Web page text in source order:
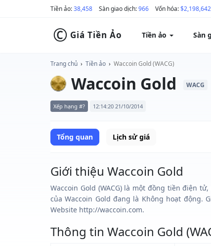
Tiền ảo:38,458 Sàn giao dịch:966 Vốn hóa:
© Giá Tiền Ảo Tiền ảo Sàn
Trang chủ › Tiền ảo › Waccoin Gold (WACG)
Waccoin Gold WACG
Xếp hạng #? 12:14:20 21/10/2014
Tổng quan Lịch sử giá
Giới thiệu Waccoin Gold
Waccoin Gold (WACG) là một đồng tiền điện
của Waccoin Gold đang là Không hoạt động.
Website http://waccoin.com.
Thông tin Waccoin Gold